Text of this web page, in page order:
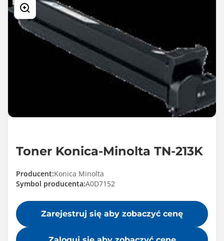
Toner Konica-Minolta TN-213K
Producent:Konica Minolta
Symbol producenta:A0D7152
Zarejestruj się aby zobaczyć cenę